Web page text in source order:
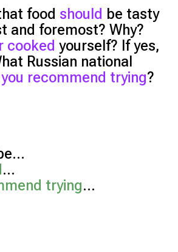
food should be tasty
and foremost? Why?
cooked yourself? If yes,
Russian national
recommend trying?
…
trying…